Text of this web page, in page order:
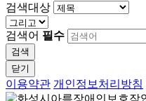
검색대상
검색어 필수
검색
닫기
이용약관 개인정보처리방침